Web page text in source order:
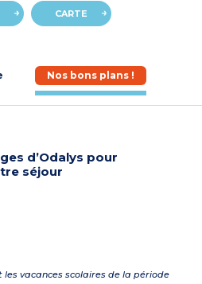
CARTE
Nos bons plans !
d’Odalys pour
séjour
les vacances scolaires de la période